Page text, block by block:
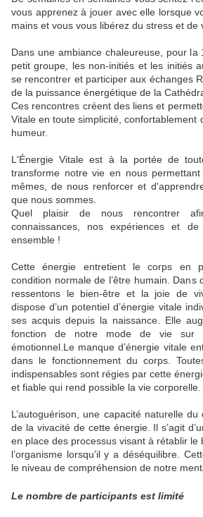
vous apprenez à jouer avec elle lorsque
mains et vous vous libérez du stress et de
Dans une ambiance chaleureuse, pour la
petit groupe, les non-initiés et les initiés
se rencontrer et participer aux échanges
de la puissance énergétique de la
Ces rencontres créent des liens et
Vitale en toute simplicité, confortablement
humeur.
L'Énergie Vitale est à la portée de
transforme notre vie en nous
mêmes, de nous renforcer et
que nous sommes.
Quel plaisir de nous rencontrer
connaissances, nos expériences et
ensemble !
Cette énergie entretient le corps en
condition normale de l’être humain. Dans
ressentons le bien-être et la joie de
dispose d’un potentiel d’énergie vitale
ses acquis depuis la naissance. Elle
fonction de notre mode de vie sur
émotionnel.Le manque d’énergie vitale
dans le fonctionnement du corps.
indispensables sont régies par cette
et fiable qui rend possible la vie corporelle.
L’autoguérison, une capacité naturelle
de la vivacité de cette énergie. Il s’agit
en place des processus visant à rétablir le
l’organisme lorsqu’il y a déséquilibre.
le niveau de compréhension de notre
Le nombre de participants est limité